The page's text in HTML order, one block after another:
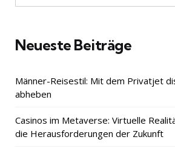
for:
Neueste Beiträge
Männer-Reisestil: Mit dem Privatjet
abheben
Casinos im Metaverse: Virtuelle
die Herausforderungen der Zukunft